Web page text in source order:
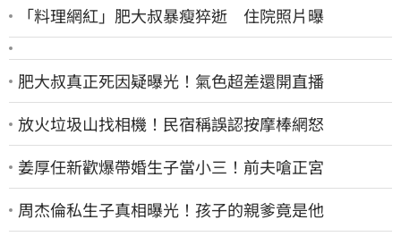
「料理網紅」肥大叔暴瘦猝逝 住院照片曝
肥大叔真正死因疑曝光！氣色超差還開直播
放火垃圾山找相機！民宿稱誤認按摩棒網怒
姜厚任新歡爆帶婚生子當小三！前夫嗆正宮
周杰倫私生子真相曝光！孩子的親爹竟是他